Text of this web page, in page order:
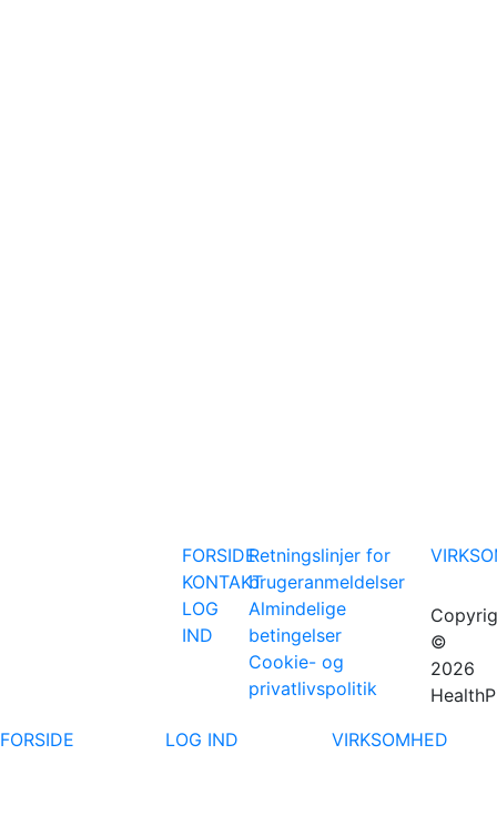
FORSIDE
KONTAKT
LOG
IND
Retningslinjer for
brugeranmeldelser
Almindelige
betingelser
Cookie- og
privatlivspolitik
©
2026
FORSIDE
LOG IND VIRKSOMHED